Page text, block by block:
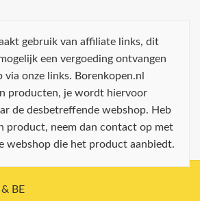
gebruik van affiliate links, dit
een vergoeding ontvangen
via onze links. Borenkopen.nl
producten, je wordt hiervoor
de desbetreffende webshop. Heb
product, neem dan contact op met
webshop die het product aanbiedt.
BE